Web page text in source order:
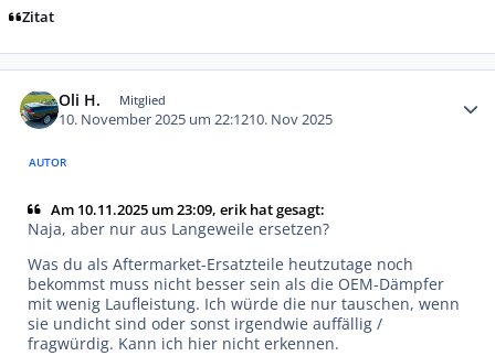
Zitat
Oli H. Mitglied
10. November 2025 um 22:1210. Nov 2025
AUTOR
Am 10.11.2025 um 23:09, erik hat gesagt:
Naja, aber nur aus Langeweile ersetzen?
Was du als Aftermarket-Ersatzteile heutzutage noch
bekommst muss nicht besser sein als die OEM-Dämpfer
mit wenig Laufleistung. Ich würde die nur tauschen, wenn
sie undicht sind oder sonst irgendwie auffällig /
fragwürdig. Kann ich hier nicht erkennen.